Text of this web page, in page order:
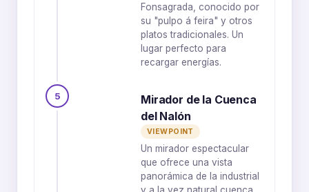
Fonsagrada, conocido por
su "pulpo á feira" y otros
platos tradicionales. Un
lugar perfecto para
recargar energías.
5
Mirador de la Cuenca
del Nalón
VIEWPOINT
Un mirador espectacular
que ofrece una vista
panorámica de la industrial